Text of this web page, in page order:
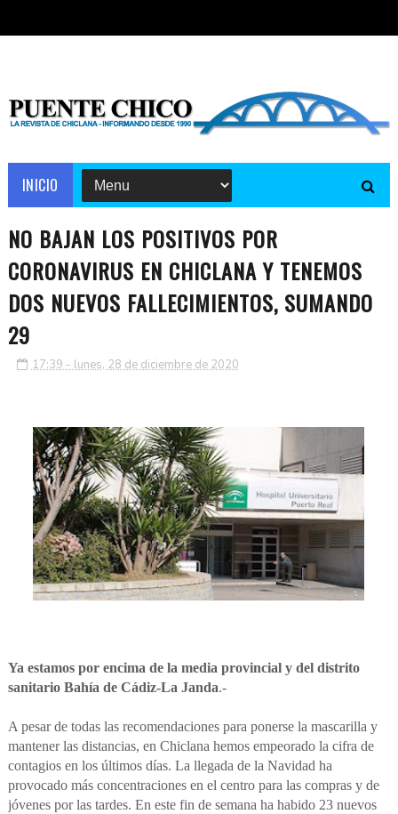
INICIO
NO BAJAN LOS POSITIVOS POR
CORONAVIRUS EN CHICLANA Y TENEMOS
DOS NUEVOS FALLECIMIENTOS, SUMANDO
29
17:39 - lunes, 28 de diciembre de 2020
Ya estamos por encima de la media provincial y del distrito
sanitario Bahía de Cádiz-La Janda.-
A pesar de todas las recomendaciones para ponerse la mascarilla y
mantener las distancias, en Chiclana hemos empeorado la cifra de
contagios en los últimos días. La llegada de la Navidad ha
provocado más concentraciones en el centro para las compras y de
jóvenes por las tardes. En este fin de semana ha habido 23 nuevos